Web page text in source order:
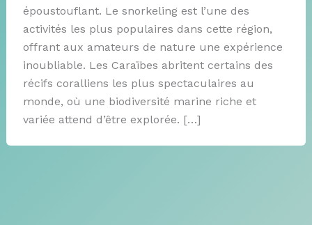
époustouflant. Le snorkeling est l’une des
activités les plus populaires dans cette région,
offrant aux amateurs de nature une expérience
inoubliable. Les Caraïbes abritent certains des
récifs coralliens les plus spectaculaires au
monde, où une biodiversité marine riche et
variée attend d’être explorée. […]